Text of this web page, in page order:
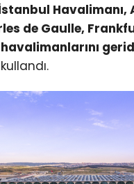
Havalimanı,
de Gaulle,